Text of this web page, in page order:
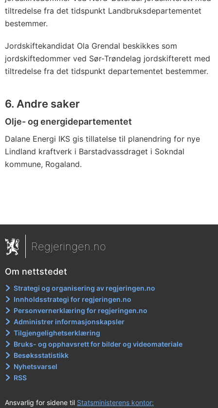
tiltredelse fra det tidspunkt Landbruksdepartementet
bestemmer.
Jordskiftekandidat Ola Grendal beskikkes som
jordskiftedommer ved Sør-Trøndelag jordskifterett med
tiltredelse fra det tidspunkt departementet bestemmer.
6. Andre saker
Olje- og energidepartementet
Dalane Energi IKS gis tillatelse til planendring for nye
Lindland kraftverk i Barstadvassdraget i Sokndal
kommune, Rogaland.
Regjeringen.no
Om nettstedet
Strategi og organisering av regjeringen.no
Innholdsstrategi for regjeringen.no
Personvernerklæring for regjeringen.no
Administrer informasjonskapsler
Tilgjengelighetserklæring
Bruks- og opphavsrett for bilder og videomateriale
Besøksstatistikk
Nyhetsvarsel
RSS
Ansvarlig for sidene til Statsministerens kontor: